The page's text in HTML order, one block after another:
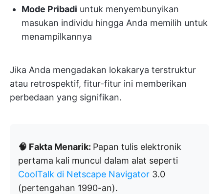
Mode Pribadi untuk menyembunyikan
masukan individu hingga Anda memilih untuk
menampilkannya
Jika Anda mengadakan lokakarya terstruktur
atau retrospektif, fitur-fitur ini memberikan
perbedaan yang signifikan.
🧠 Fakta Menarik: Papan tulis elektronik
pertama kali muncul dalam alat seperti
CoolTalk di Netscape Navigator 3.0
(pertengahan 1990-an).